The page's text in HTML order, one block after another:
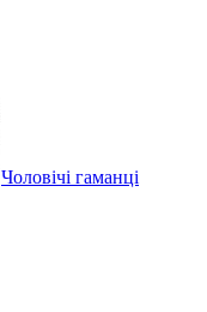
Чоловічі гаманці